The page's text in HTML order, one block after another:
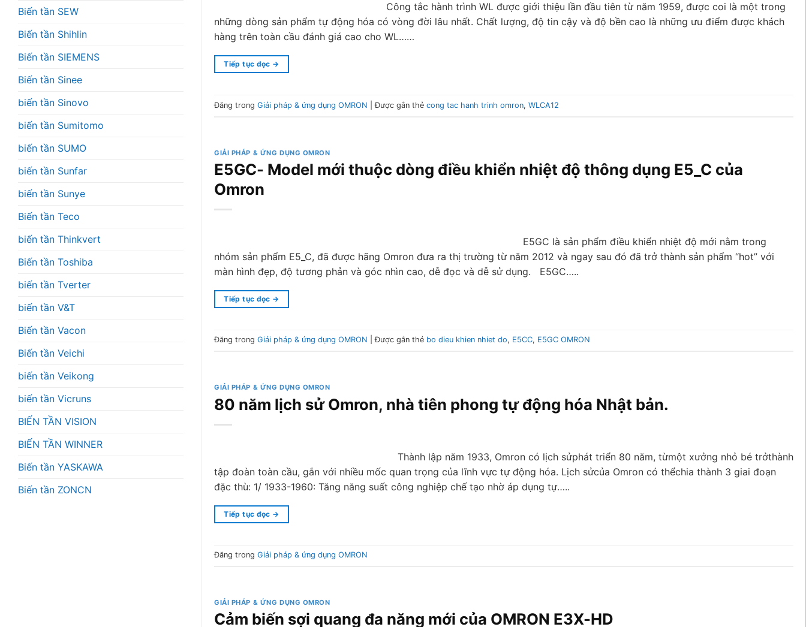
Biến tần SEW
Biến tần Shihlin
Biến tần SIEMENS
Biến tần Sinee
biến tần Sinovo
biến tần Sumitomo
biến tần SUMO
biến tần Sunfar
biến tần Sunye
Biến tần Teco
biến tần Thinkvert
Biến tần Toshiba
biến tần Tverter
biến tần V&T
Biến tần Vacon
Biến tần Veichi
biến tần Veikong
biến tần Vicruns
BIẾN TẦN VISION
BIẾN TẦN WINNER
Biến tần YASKAWA
Biến tần ZONCN
Công tắc hành trình WL được giới thiệu lần đầu tiên từ năm 1959, được coi là một trong
những dòng sản phẩm tự động hóa có vòng đời lâu nhất. Chất lượng, độ tin cậy và độ bền cao là những ưu điểm được khách
hàng trên toàn cầu đánh giá cao cho WL……
Tiếp tục đọc →
Đăng trong Giải pháp & ứng dụng OMRON |Được gắn thẻ cong tac hanh trinh omron, WLCA12
GIẢI PHÁP & ỨNG DỤNG OMRON
E5GC- Model mới thuộc dòng điều khiển nhiệt độ thông dụng E5_C của
Omron
E5GC là sản phẩm điều khiển nhiệt độ mới nằm trong
nhóm sản phẩm E5_C, đã được hãng Omron đưa ra thị trường từ năm 2012 và ngay sau đó đã trở thành sản phẩm “hot” với
màn hình đẹp, độ tương phản và góc nhìn cao, dễ đọc và dễ sử dụng. E5GC…..
Tiếp tục đọc →
Đăng trong Giải pháp & ứng dụng OMRON |Được gắn thẻ bo dieu khien nhiet do, E5CC, E5GC OMRON
GIẢI PHÁP & ỨNG DỤNG OMRON
80 năm lịch sử Omron, nhà tiên phong tự động hóa Nhật bản.
Thành lập năm 1933, Omron có lịch sửphát triển 80 năm, từmột xưởng nhỏ bé trởthành
tập đoàn toàn cầu, gắn với nhiều mốc quan trọng của lĩnh vực tự động hóa. Lịch sửcủa Omron có thểchia thành 3 giai đoạn
đặc thù: 1/ 1933-1960: Tăng năng suất công nghiệp chế tạo nhờ áp dụng tự…..
Tiếp tục đọc →
Đăng trong Giải pháp & ứng dụng OMRON
GIẢI PHÁP & ỨNG DỤNG OMRON
Cảm biến sợi quang đa năng mới của OMRON E3X-HD